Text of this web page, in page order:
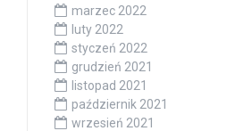
marzec 2022
luty 2022
styczeń 2022
grudzień 2021
listopad 2021
październik 2021
wrzesień 2021